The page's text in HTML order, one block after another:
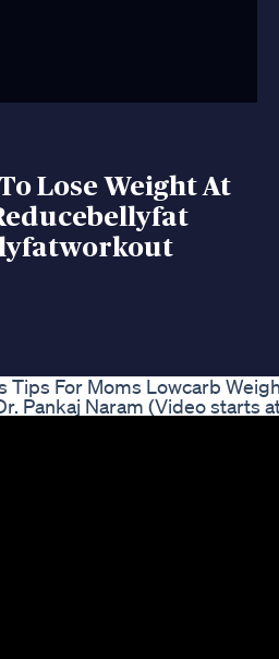
Lose Weight At
Tips For Moms Lowcarb
Pankaj Naram (Video starts